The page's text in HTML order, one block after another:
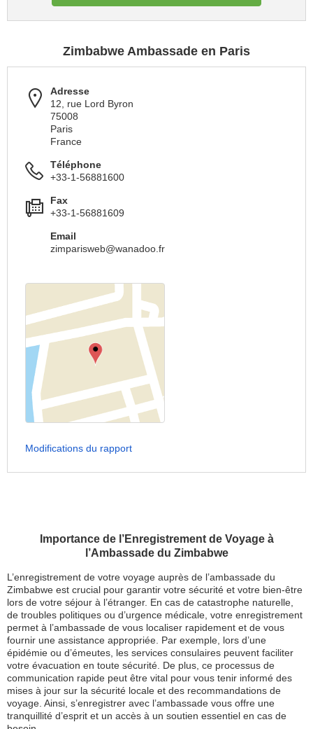
Importance de l’Enregistrement de Voyage à
l’Ambassade du Zimbabwe
L’enregistrement de votre voyage auprès de l’ambassade du
Zimbabwe est crucial pour garantir votre sécurité et votre bien-être
lors de votre séjour à l’étranger. En cas de catastrophe naturelle,
de troubles politiques ou d’urgence médicale, votre enregistrement
permet à l’ambassade de vous localiser rapidement et de vous
fournir une assistance appropriée. Par exemple, lors d’une
épidémie ou d’émeutes, les services consulaires peuvent faciliter
votre évacuation en toute sécurité. De plus, ce processus de
communication rapide peut être vital pour vous tenir informé des
mises à jour sur la sécurité locale et des recommandations de
voyage. Ainsi, s’enregistrer avec l’ambassade vous offre une
tranquillité d’esprit et un accès à un soutien essentiel en cas de
Zimbabwe Ambassade en Paris
Adresse
12, rue Lord Byron
75008
Paris
France
Téléphone
+33-1-56881600
Fax
+33-1-56881609
Email
zimparisweb@wanadoo.fr
Modifications du rapport